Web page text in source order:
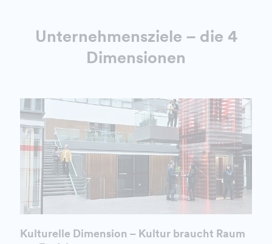
Unternehmensziele – die 4
Dimensionen
Kulturelle Dimension – Kultur braucht Raum